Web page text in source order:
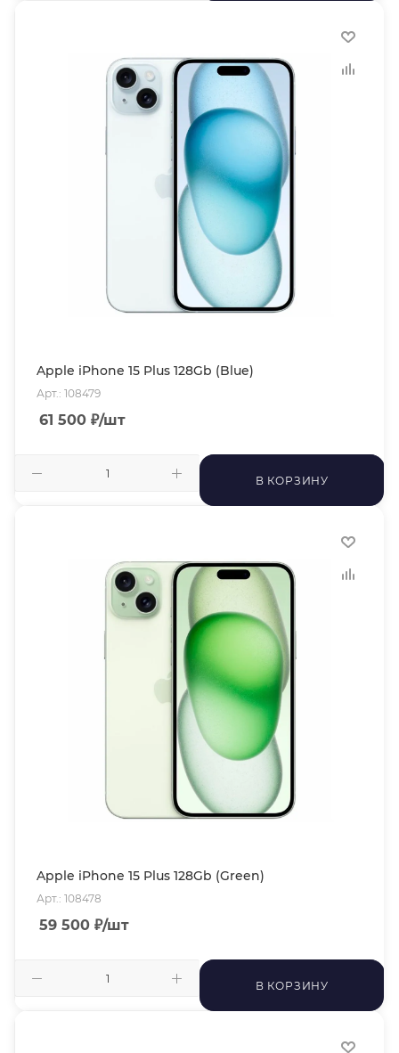
Apple iPhone 15 Plus 128Gb (Blue)
Арт.: 108479
61 500 ₽/шт
В КОРЗИНУ
Apple iPhone 15 Plus 128Gb (Green)
Арт.: 108478
59 500 ₽/шт
В КОРЗИНУ